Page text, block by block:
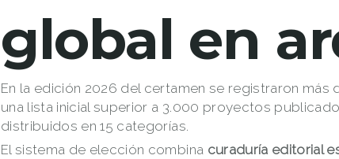
global en
En la edición 2026 del certamen se registraron más
una lista inicial superior a 3.000 proyectos
distribuidos en 15 categorías.
El sistema de elección combina curaduría editorial